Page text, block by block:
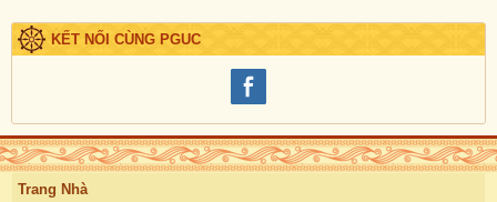
KẾT NỐI CÙNG PGUC
Trang Nhà